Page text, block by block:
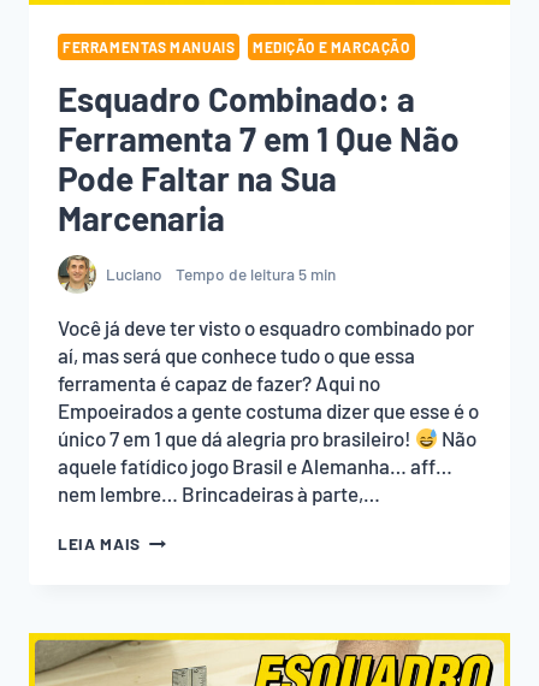
FERRAMENTAS MANUAIS MEDIÇÃO E MARCAÇÃO
Esquadro Combinado: a
Ferramenta 7 em 1 Que Não
Pode Faltar na Sua
Marcenaria
Luciano Tempo de leitura5 min
Você já deve ter visto o esquadro combinado por
aí, mas será que conhece tudo o que essa
ferramenta é capaz de fazer? Aqui no
Empoeirados a gente costuma dizer que esse é o
único 7 em 1 que dá alegria pro brasileiro!
Não
aquele fatídico jogo Brasil e Alemanha… aff…
nem lembre… Brincadeiras à parte,…
LEIA MAIS ESQUADRO
7
EM